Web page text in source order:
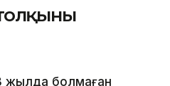
жылда болмаған